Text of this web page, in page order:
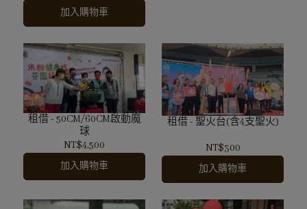
加入購物車
租借 - 50CM/60CM啟動魔
球
NT$4,500
加入購物車
租借 - 聖火台(含4支聖火)
NT$300
加入購物車